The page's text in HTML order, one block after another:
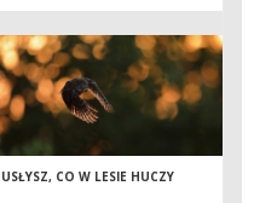
USŁYSZ, CO W LESIE HUCZY